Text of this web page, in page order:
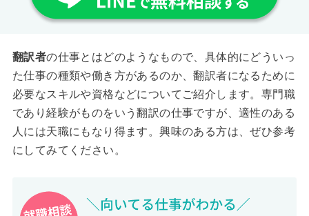
翻訳者の仕事とはどのようなもので、具体的にどういっ
た仕事の種類や働き方があるのか、翻訳者になるために
必要なスキルや資格などについてご紹介します。専門職
であり経験がものをいう翻訳の仕事ですが、適性のある
人には天職にもなり得ます。興味のある方は、ぜひ参考
にしてみてください。